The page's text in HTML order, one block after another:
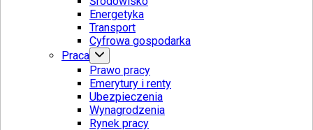
Energetyka
Transport
Cyfrowa gospodarka
Praca
Prawo pracy
Emerytury i renty
Ubezpieczenia
Wynagrodzenia
Rynek pracy